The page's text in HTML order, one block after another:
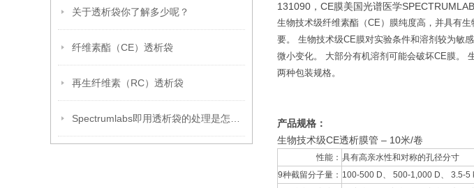
关于透析袋你了解多少呢？
纤维素酯（CE）透析袋
再生纤维素（RC）透析袋
131090，CE膜美国光谱医学
生物技术级纤维素酯（CE）膜纯度高，并具有
要。 生物技术级CE膜对实验条件和溶剂较为敏
微小变化。 大部分有机溶剂可能会破坏CE膜。
两种包装规格。
产品规格：
生物技术级CE透析膜管 – 10米/卷
性能： 具有高亲水性和对称的孔径分寸
9种截留分子量： 100-500 D、 500-1,000 D、 3.5-